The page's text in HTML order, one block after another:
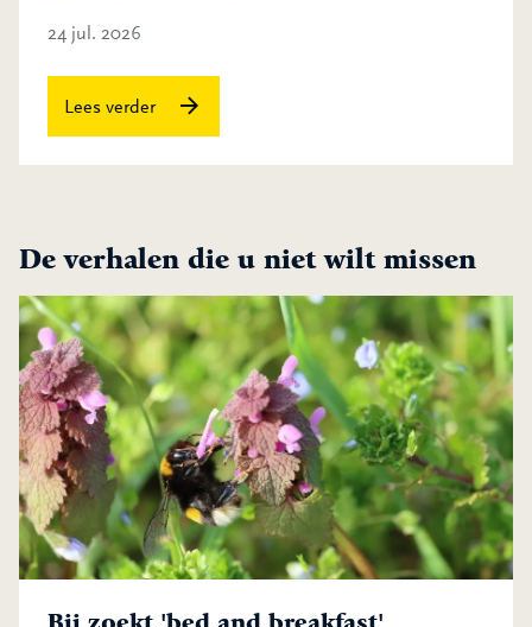
24 jul. 2026
Lees verder
De verhalen die u niet wilt missen
Bij zoekt 'bed and breakfast'